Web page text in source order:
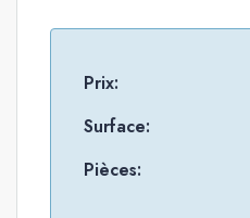
Prix:
Surface:
Pièces: